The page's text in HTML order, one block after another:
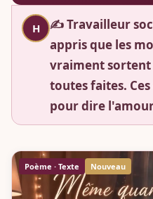
H
✍️ Travailleur
appris que les
vraiment
toutes faites.
pour dire
Poème · Texte Nouveau